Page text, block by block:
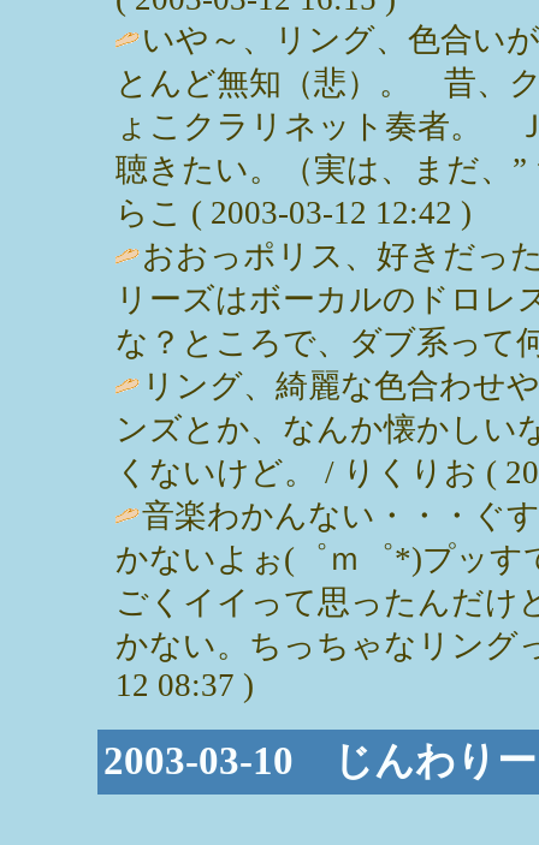
いや～、リング、色合い
とんど無知（悲）。 昔、
ょこクラリネット奏者。
聴きたい。（実は、まだ
らこ ( 2003-03-12 12:42 )
おおっポリス、好きだっ
リーズはボーカルのドロレ
な？ところで、ダブ系って
リング、綺麗な色合わせ
ンズとか、なんか懐かしい
くないけど。 / りくりお (
音楽わかんない・・・ぐ
かないよぉ(゜ｍ゜*)プッす
ごくイイって思ったんだけ
かない。ちっちゃなリング
12 08:37 )
2003-03-10 じんわり